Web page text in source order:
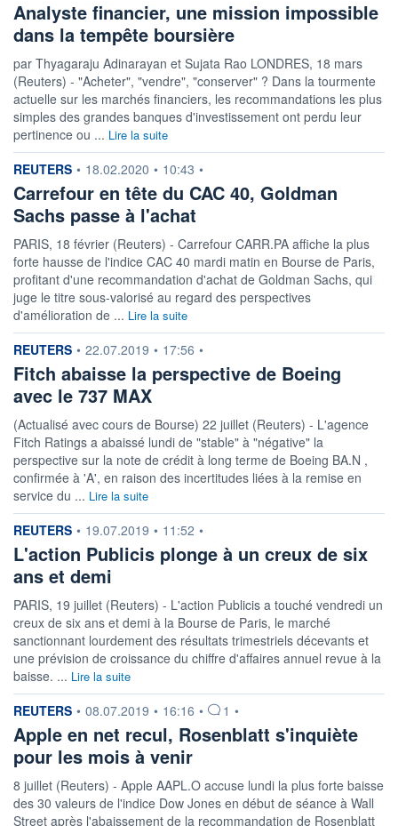
Analyste financier, une mission impossible
dans la tempête boursière
par Thyagaraju Adinarayan et Sujata Rao LONDRES, 18 mars
(Reuters) - "Acheter", "vendre", "conserver" ? Dans la tourmente
actuelle sur les marchés financiers, les recommandations les plus
simples des grandes banques d'investissement ont perdu leur
pertinence ou ... Lire la suite
information fournie par
REUTERS • 18.02.2020 • 10:43 •
Carrefour en tête du CAC 40, Goldman
Sachs passe à l'achat
PARIS, 18 février (Reuters) - Carrefour CARR.PA affiche la plus
forte hausse de l'indice CAC 40 mardi matin en Bourse de Paris,
profitant d'une recommandation d'achat de Goldman Sachs, qui
juge le titre sous-valorisé au regard des perspectives
d'amélioration de ... Lire la suite
information fournie par
REUTERS • 22.07.2019 • 17:56 •
Fitch abaisse la perspective de Boeing
avec le 737 MAX
(Actualisé avec cours de Bourse) 22 juillet (Reuters) - L'agence
Fitch Ratings a abaissé lundi de "stable" à "négative" la
perspective sur la note de crédit à long terme de Boeing BA.N ,
confirmée à 'A', en raison des incertitudes liées à la remise en
service du ... Lire la suite
information fournie par
REUTERS • 19.07.2019 • 11:52 •
L'action Publicis plonge à un creux de six
ans et demi
PARIS, 19 juillet (Reuters) - L'action Publicis a touché vendredi un
creux de six ans et demi à la Bourse de Paris, le marché
sanctionnant lourdement des résultats trimestriels décevants et
une prévision de croissance du chiffre d'affaires annuel revue à la
baisse. ... Lire la suite
information fournie par
REUTERS • 08.07.2019 • 16:16 • 1 •
Apple en net recul, Rosenblatt s'inquiète
pour les mois à venir
8 juillet (Reuters) - Apple AAPL.O accuse lundi la plus forte baisse
des 30 valeurs de l'indice Dow Jones en début de séance à Wall
Street après l'abaissement de la recommandation de Rosenblatt